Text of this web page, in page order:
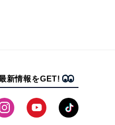
新情報をGET!